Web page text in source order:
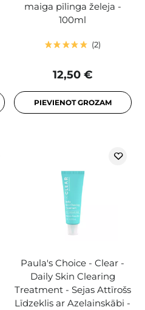
maiga pīlinga želeja -
100ml
2
12,50 €
PIEVIENOT GROZAM
Paula's Choice - Clear -
Daily Skin Clearing
Treatment - Sejas Attīrošs
Līdzeklis ar Azelainskābi -